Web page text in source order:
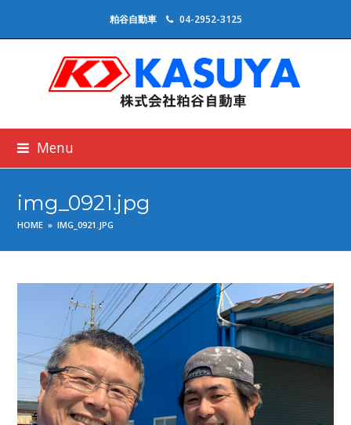
粕谷自動車 04-2952-3125
Menu
img_0921.jpg
HOME » IMG_0921.JPG